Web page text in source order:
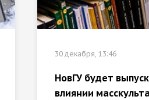
30 декабря, 13:46
НовГУ будет
влиянии